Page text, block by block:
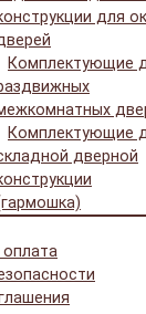
для
Комплектующие
Комплектующие
дверной